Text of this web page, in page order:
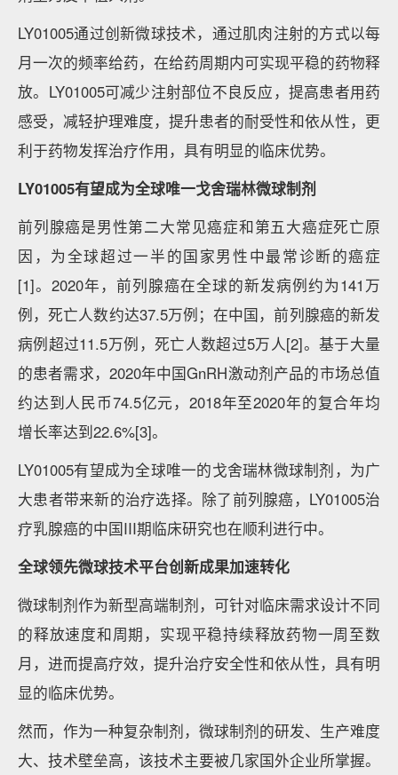
LY01005通过创新微球技术，通过肌肉注射的方式以每
月一次的频率给药，在给药周期内可实现平稳的药物释
放。LY01005可减少注射部位不良反应，提高患者用药
感受，减轻护理难度，提升患者的耐受性和依从性，更
利于药物发挥治疗作用，具有明显的临床优势。
LY01005有望成为全球唯一戈舍瑞林微球制剂
前列腺癌是男性第二大常见癌症和第五大癌症死亡原
因，为全球超过一半的国家男性中最常诊断的癌症
[1]。2020年，前列腺癌在全球的新发病例约为141万
例，死亡人数约达37.5万例；在中国，前列腺癌的新发
病例超过11.5万例，死亡人数超过5万人[2]。基于大量
的患者需求，2020年中国GnRH激动剂产品的市场总值
约达到人民币74.5亿元，2018年至2020年的复合年均
增长率达到22.6%[3]。
LY01005有望成为全球唯一的戈舍瑞林微球制剂，为广
大患者带来新的治疗选择。除了前列腺癌，LY01005治
疗乳腺癌的中国III期临床研究也在顺利进行中。
全球领先微球技术平台创新成果加速转化
微球制剂作为新型高端制剂，可针对临床需求设计不同
的释放速度和周期，实现平稳持续释放药物一周至数
月，进而提高疗效，提升治疗安全性和依从性，具有明
显的临床优势。
然而，作为一种复杂制剂，微球制剂的研发、生产难度
大、技术壁垒高，该技术主要被几家国外企业所掌握。